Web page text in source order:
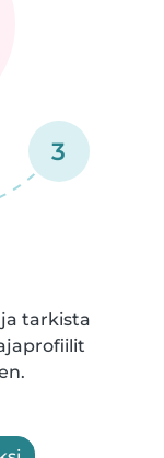
3
tarkista